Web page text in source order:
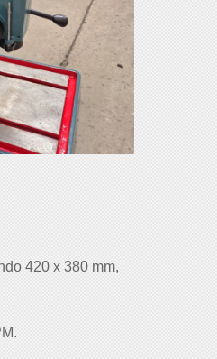
420 x 380 mm,